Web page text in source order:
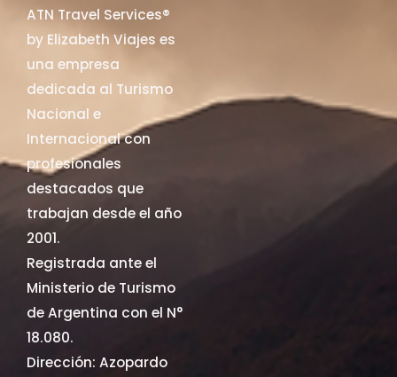
ATN Travel Services®
by Elizabeth Viajes es
una empresa
dedicada al Turismo
Nacional e
Internacional con
profesionales
destacados que
trabajan desde el año
2001.
Registrada ante el
Ministerio de Turismo
de Argentina con el N°
18.080.
Dirección: Azopardo